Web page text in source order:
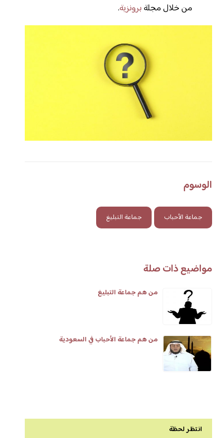
من خلال مجلةبرونزية.
الوسوم
جماعة الأحباب جماعة التبليغ
مواضيع ذات صلة
من هم جماعة التبليغ
من هم جماعة الأحباب في السعودية
انتظر لحظة